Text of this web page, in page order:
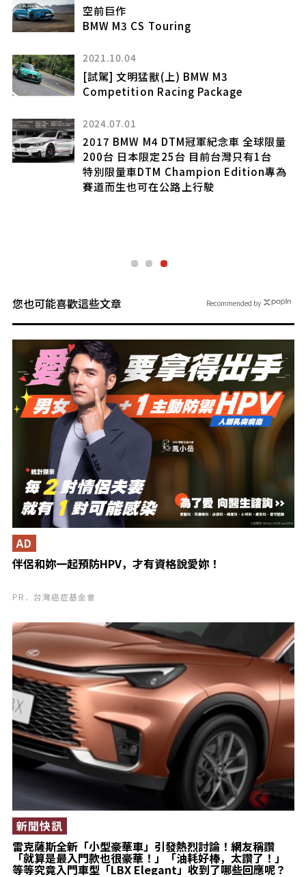
空前巨作
BMW M3 CS Touring
2021.10.04
[試駕] 文明猛獸(上) BMW M3
Competition Racing Package
2024.07.01
2017 BMW M4 DTM冠軍紀念車 全球限量
200台 日本限定25台 目前台灣只有1台
特別限量車DTM Champion Edition專為
賽道而生也可在公路上行駛
您也可能喜歡這些文章
伴侶和妳一起預防HPV，才有資格說愛妳！
AD
PR．台灣癌症基金會
雷克薩斯全新「小型豪華車」引發熱烈討論！網友稱讚
「就算是最入門款也很豪華！」「油耗好棒，太讚了！」
等等究竟入門車型「LBX Elegant」收到了哪些回應呢？￼￼￼
新聞快訊
Recommended by